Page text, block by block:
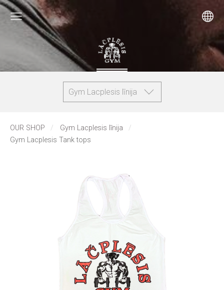
Gym Lacplesis līnija
OUR SHOP
Gym Lacplesis līnija
Gym Lacplesis Tank tops